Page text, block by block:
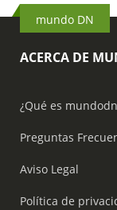
mundo DN
ACERCA DE
¿Qué es
Preguntas
Aviso Legal
Política de